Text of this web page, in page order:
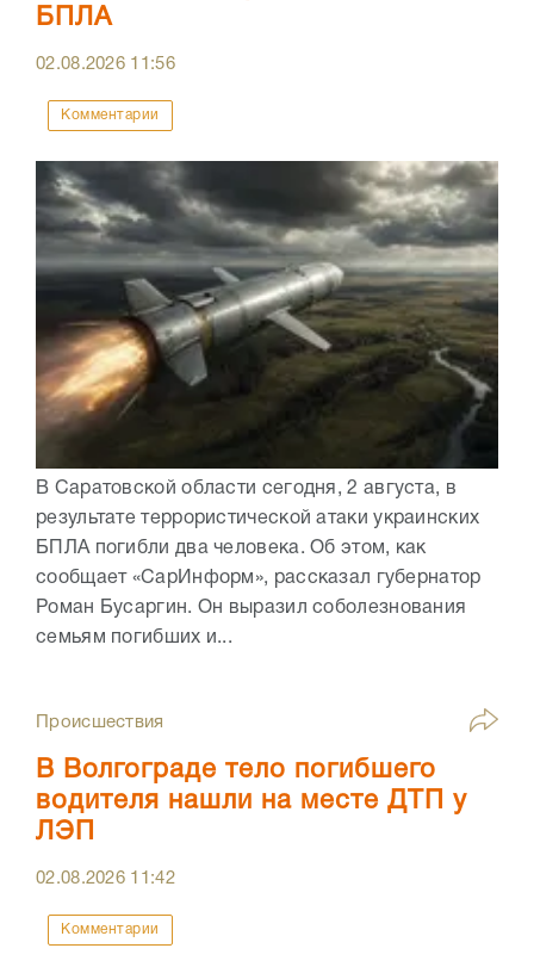
БПЛА
02.08.2026 11:56
Комментарии
В Саратовской области сегодня, 2 августа, в
результате террористической атаки украинских
БПЛА погибли два человека. Об этом, как
сообщает «СарИнформ», рассказал губернатор
Роман Бусаргин. Он выразил соболезнования
семьям погибших и...
Происшествия
В Волгограде тело погибшего
водителя нашли на месте ДТП у
ЛЭП
02.08.2026 11:42
Комментарии